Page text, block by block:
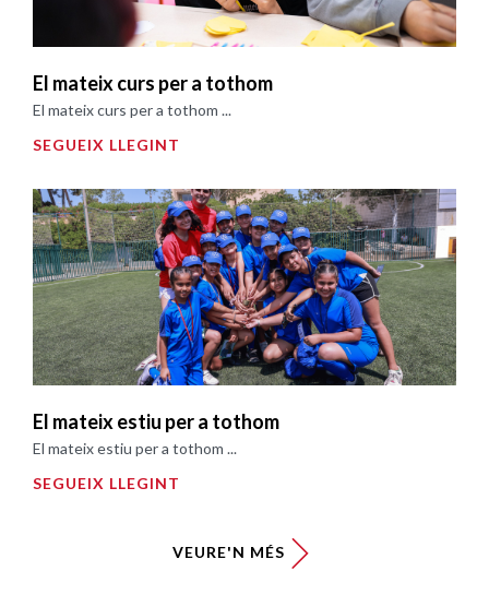
El mateix curs per a tothom
El mateix curs per a tothom ...
SEGUEIX LLEGINT
El mateix estiu per a tothom
El mateix estiu per a tothom ...
SEGUEIX LLEGINT
VEURE'N MÉS